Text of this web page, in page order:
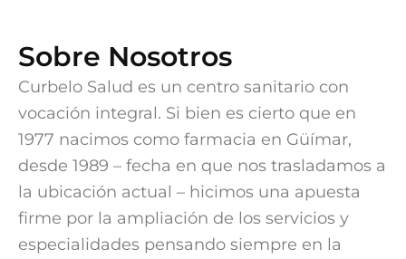
Sobre Nosotros
Curbelo Salud es un centro sanitario con
vocación integral. Si bien es cierto que en
1977 nacimos como farmacia en Güímar,
desde 1989 – fecha en que nos trasladamos a
la ubicación actual – hicimos una apuesta
firme por la ampliación de los servicios y
especialidades pensando siempre en la